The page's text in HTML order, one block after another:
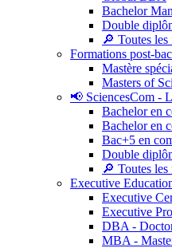
Bachelor
Double
🔎 Toutes
Formations post-
Mastère
Masters of
📢 SciencesCom -
Bachelor en
Bachelor en
Bac+5 en
Double
🔎 Toutes
Executive
Executive
Executive
DBA -
MBA -